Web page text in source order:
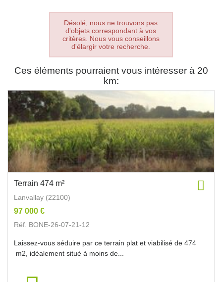
Désolé, nous ne trouvons pas
d'objets correspondant à vos
critères. Nous vous conseillons
d'élargir votre recherche.
Ces éléments pourraient vous intéresser à 20
km:
Terrain 474 m²
Lanvallay (22100)
97 000 €
Réf. BONE-26-07-21-12
Laissez-vous séduire par ce terrain plat et viabilisé de 474
m2, idéalement situé à moins de...